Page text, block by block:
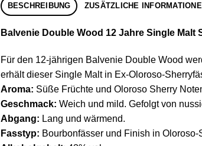
BESCHREIBUNG ZUSÄTZLICHE
Balvenie Double Wood 12 Jahre Single Malt
Für den 12-jährigen Balvenie Double Wood
erhält dieser Single Malt in Ex-Oloroso-
Aroma: Süße Früchte und Oloroso Sherry
Geschmack: Weich und mild. Gefolgt von
Abgang: Lang und wärmend.
Fasstyp: Bourbonfässer und Finish in Oloroso-